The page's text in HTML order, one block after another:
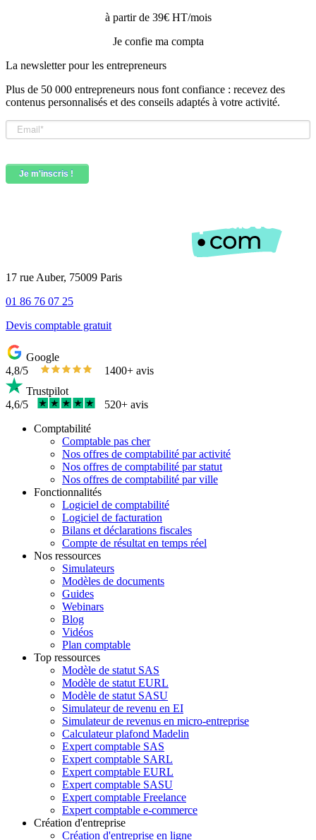
à partir de 39€ HT/mois
Je confie ma compta
La newsletter pour les entrepreneurs
Plus de 50 000 entrepreneurs nous font confiance : recevez des
contenus personnalisés et des conseils adaptés à votre activité.
17 rue Auber, 75009 Paris
01 86 76 07 25
Devis comptable gratuit
Google
4,8/5
1400+ avis
Trustpilot
4,6/5
520+ avis
Comptabilité
Comptable pas cher
Nos offres de comptabilité par activité
Nos offres de comptabilité par statut
Nos offres de comptabilité par ville
Fonctionnalités
Logiciel de comptabilité
Logiciel de facturation
Bilans et déclarations fiscales
Compte de résultat en temps réel
Nos ressources
Simulateurs
Modèles de documents
Guides
Webinars
Blog
Vidéos
Plan comptable
Top ressources
Modèle de statut SAS
Modèle de statut EURL
Modèle de statut SASU
Simulateur de revenu en EI
Simulateur de revenus en micro-entreprise
Calculateur plafond Madelin
Expert comptable SAS
Expert comptable SARL
Expert comptable EURL
Expert comptable SASU
Expert comptable Freelance
Expert comptable e-commerce
Création d'entreprise
Création d'entreprise en ligne